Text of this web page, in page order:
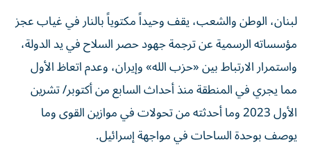
لبنان، الوطن والشعب، يقف وحيداً مكتوياً بالنار في غياب عجز
مؤسساته الرسمية عن ترجمة جهود حصر السلاح في يد الدولة،
واستمرار الارتباط بين «حزب الله» وإيران، وعدم اتعاظ الأول
مما يجري في المنطقة منذ أحداث السابع من أكتوبر/ تشرين
الأول 2023 وما أحدثته من تحولات في موازين القوى وما
يوصف بوحدة الساحات في مواجهة إسرائيل.